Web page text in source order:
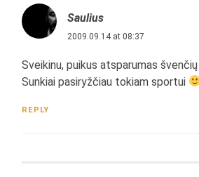
Saulius
2009.09.14 at 08:37
Sveikinu, puikus atsparumas
Sunkiai pasiryžčiau tokiam sportui
REPLY